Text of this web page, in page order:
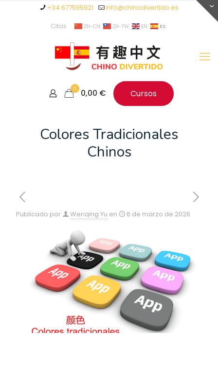
+34 677595921
info@chinodivertido.es
Citas
ZH-CN ZH-TW EN ES
0 0,00 € Cursos
Colores Tradicionales
Chinos
Publicado por Wenqing Yu en 6 de marzo de 2026